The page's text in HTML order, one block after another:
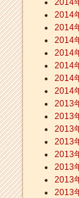
2014
2014
2014
2014
2014
2014
2014
2014
2013
2013
2013
2013
2013
2013
2013
2013